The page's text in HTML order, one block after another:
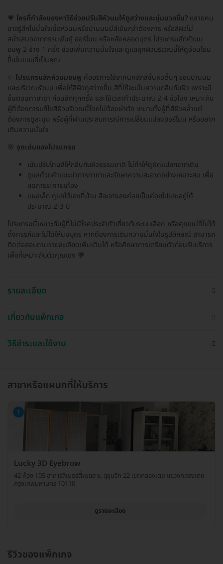
💗 ใครที่กำลังมองหาวิธีช่วยปรับสีหัวนมให้ดูสว่างและนุ่มนวลขึ้น? หลายคน
อาจรู้สึกไม่มั่นใจเมื่อหัวนมหรือปานนมมีสีเข้มกว่าต้องการ หรือสีผิวไม่
สม่ำเสมอจากกรรมพันธุ์ ฮอร์โมน หรือหลังคลอดบุตร โปรแกรมสักหัวนม
ชมพู 2 ข้าง 1 ครั้ง ช่วยเพิ่มความมั่นใจและดูแลลุคผิวบริเวณนี้ให้ดูอ่อนโยน
ขึ้นในแบบที่เป็นคุณ
โปรแกรมสักหัวนมชมพู คือบริการใช้เทคนิคสักสีชั้นผิวตื้นๆ รอบปานนม
และบริเวณหัวนม เพื่อให้สีผิวดูสว่างขึ้น สีที่ใช้จะเน้นความกลืนกับผิว เพราะมี
ขั้นตอนทายาชา ก่อนสักทุกครั้ง และใช้เวลาทำประมาณ 2-4 ชั่วโมง เหมาะกับ
ผู้ที่ต้องการแก้ไขสีผิวบริเวณนี้โดยไม่ต้องผ่าตัด เหมาะทั้งผู้ที่สีผิวคล้ำแต่
ต้องการดูละมุน หรือผู้ที่ผ่านประสบการณ์การเปลี่ยนแปลงฮอร์โมน หรืออยาก
เติมความมั่นใจ
🌸 จุดเด่นของโปรแกรม
เน้นปรับโทนสีให้กลืนกับผิวธรรมชาติ ไม่ทำให้ดูผิดแปลกจากเดิม
ดูแลด้วยคำแนะนำการทายาและรักษาความสะอาดอย่างเหมาะสม เพื่อ
ลดการระคายเคือง
แผลเล็ก ดูแลได้เองที่บ้าน สีจะจางลงค่อยเป็นค่อยไปและอยู่ได้
ประมาณ 2-3 ปี
โปรแกรมนี้เหมาะกับผู้ที่ไม่มีโรคประจำตัวเกี่ยวกับระบบเลือด หรือคุณแม่ที่ไม่ได้
ตั้งครรภ์และไม่ได้ให้นมบุตร หากต้องการเติมความมั่นใจในรูปลักษณ์ สามารถ
ติดต่อสอบถามรายละเอียดเพิ่มเติมได้ หรือศึกษาการเตรียมตัวก่อนรับบริการ
เพื่อที่เหมาะกับตัวคุณเอง 💬
รายละเอียด
เกี่ยวกับแพ็กเกจ
วิธีชำระและใช้งาน
สาขาหรือแผนกที่ให้บริการ
1
Lucky 3D Eyebrow
42 ห้อง 105 อาคารลีเบอร์ตี้เพลส ซ. สุขุมวิท 22 เขตคลองเตย แขวงคลองเตย
กรุงเทพมหานคร 10110
ดูรายละเอียด
รีวิวของแพ็กเกจ